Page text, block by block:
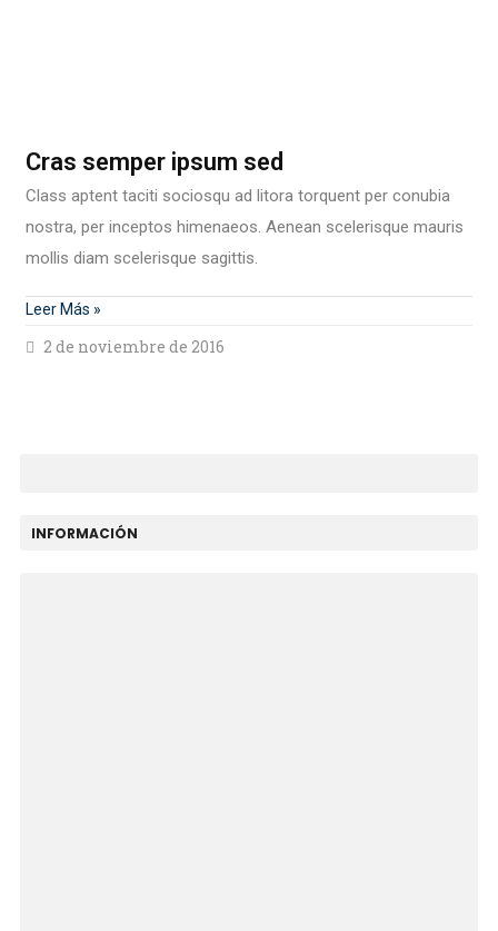
Cras semper ipsum sed
Class aptent taciti sociosqu ad litora torquent per conubia
nostra, per inceptos himenaeos. Aenean scelerisque mauris
mollis diam scelerisque sagittis.
Leer Más »
2 de noviembre de 2016
INFORMACIÓN